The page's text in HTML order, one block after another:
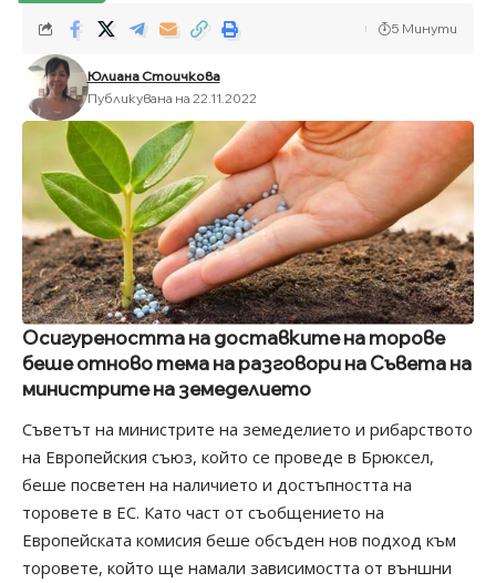
Юлиана Стоичкова
Публикувана на 22.11.2022
5 Минути
Осигуреността на доставките на торове
беше отново тема на разговори на Съвета на
министрите на земеделието
Съветът на министрите на земеделието и рибарството
на Европейския съюз, който се проведе в Брюксел,
беше посветен на наличието и достъпността на
торовете в ЕС. Като част от съобщението на
Европейската комисия беше обсъден нов подход към
торовете, който ще намали зависимостта от външни